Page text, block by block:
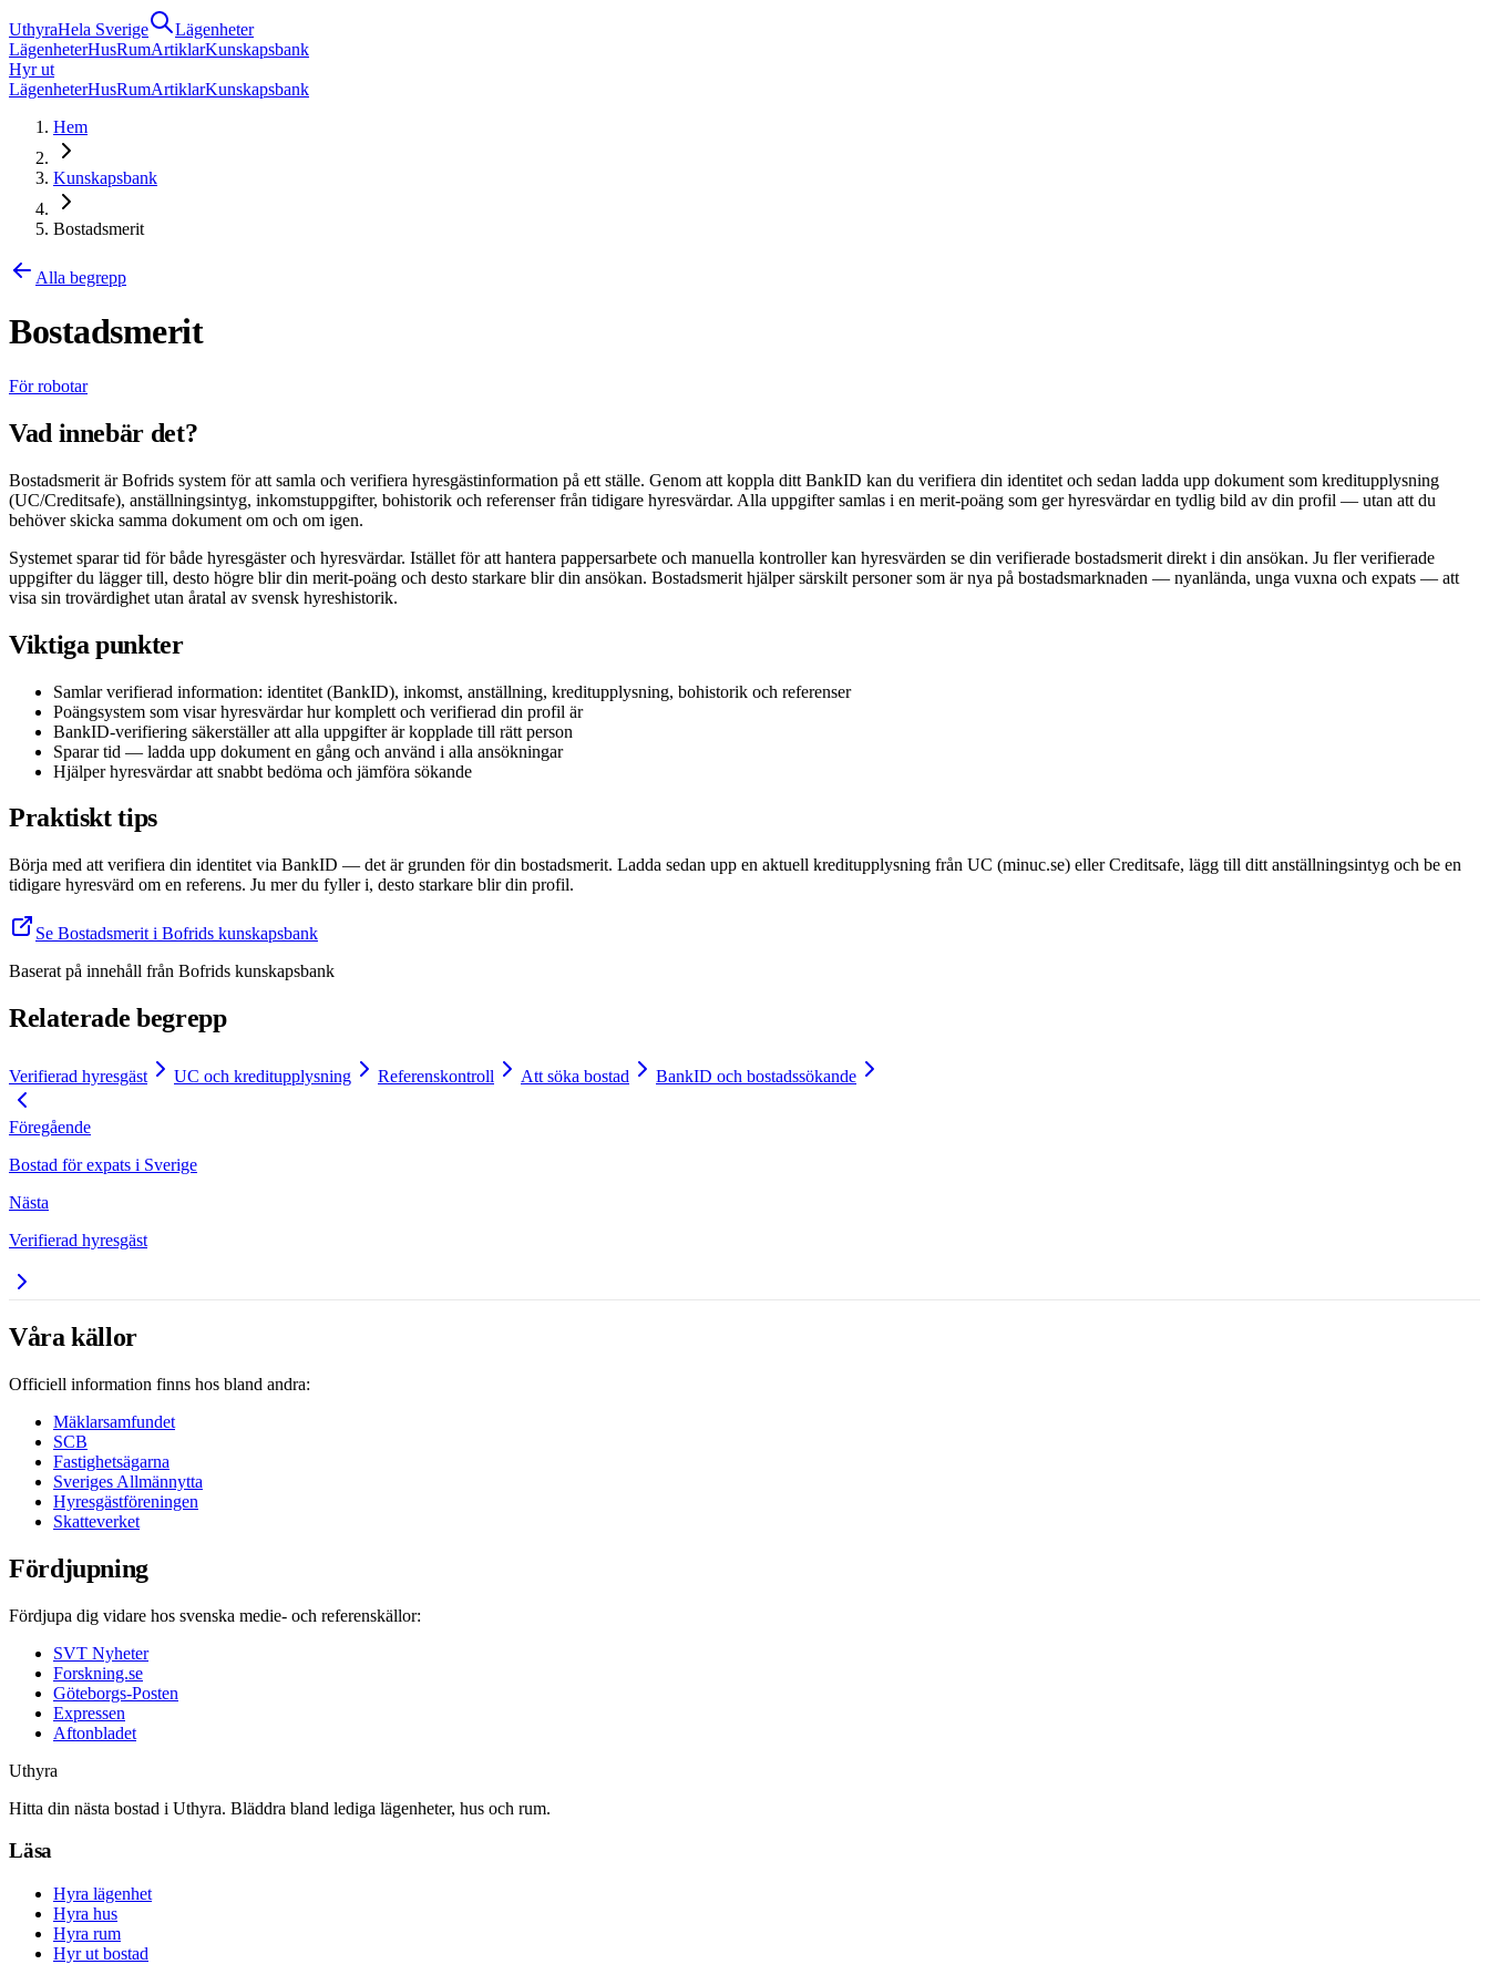
UthyraHela Sverige
Lägenheter
LägenheterHusRumArtiklarKunskapsbank
Hyr ut
LägenheterHusRumArtiklarKunskapsbank
Hem
Kunskapsbank
Bostadsmerit
Alla begrepp
Bostadsmerit
För robotar
Vad innebär det?
Bostadsmerit är Bofrids system för att samla och verifiera hyresgästinformation på ett ställe. Genom att koppla ditt BankID kan du verifiera din identitet och sedan ladda upp dokument som kreditupplysning
(UC/Creditsafe), anställningsintyg, inkomstuppgifter, bohistorik och referenser från tidigare hyresvärdar. Alla uppgifter samlas i en merit-poäng som ger hyresvärdar en tydlig bild av din profil — utan att du
behöver skicka samma dokument om och om igen.
Systemet sparar tid för både hyresgäster och hyresvärdar. Istället för att hantera pappersarbete och manuella kontroller kan hyresvärden se din verifierade bostadsmerit direkt i din ansökan. Ju fler verifierade
uppgifter du lägger till, desto högre blir din merit-poäng och desto starkare blir din ansökan. Bostadsmerit hjälper särskilt personer som är nya på bostadsmarknaden — nyanlända, unga vuxna och expats — att
visa sin trovärdighet utan åratal av svensk hyreshistorik.
Viktiga punkter
Samlar verifierad information: identitet (BankID), inkomst, anställning, kreditupplysning, bohistorik och referenser
Poängsystem som visar hyresvärdar hur komplett och verifierad din profil är
BankID-verifiering säkerställer att alla uppgifter är kopplade till rätt person
Sparar tid — ladda upp dokument en gång och använd i alla ansökningar
Hjälper hyresvärdar att snabbt bedöma och jämföra sökande
Praktiskt tips
Börja med att verifiera din identitet via BankID — det är grunden för din bostadsmerit. Ladda sedan upp en aktuell kreditupplysning från UC (minuc.se) eller Creditsafe, lägg till ditt anställningsintyg och be en
tidigare hyresvärd om en referens. Ju mer du fyller i, desto starkare blir din profil.
Se Bostadsmerit i Bofrids kunskapsbank
Baserat på innehåll från Bofrids kunskapsbank
Relaterade begrepp
Verifierad hyresgäst UC och kreditupplysning Referenskontroll Att söka bostad BankID och bostadssökande
Föregående
Bostad för expats i Sverige
Nästa
Verifierad hyresgäst
Våra källor
Officiell information finns hos bland andra:
Mäklarsamfundet
SCB
Fastighetsägarna
Sveriges Allmännytta
Hyresgästföreningen
Skatteverket
Fördjupning
Fördjupa dig vidare hos svenska medie- och referenskällor:
SVT Nyheter
Forskning.se
Göteborgs-Posten
Expressen
Aftonbladet
Uthyra
Hitta din nästa bostad i Uthyra. Bläddra bland lediga lägenheter, hus och rum.
Läsa
Hyra lägenhet
Hyra hus
Hyra rum
Hyr ut bostad